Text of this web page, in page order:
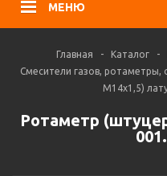
МЕНЮ
Главная - Каталог -
Смесители газов, ротаметры,
М14х1,5)
Ротаметр